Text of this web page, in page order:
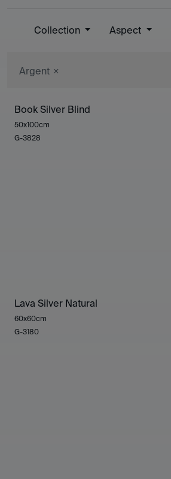
Collection Aspect
Argent
Book Silver Blind
50x100cm
G-3828
Lava Silver Natural
60x60cm
G-3180